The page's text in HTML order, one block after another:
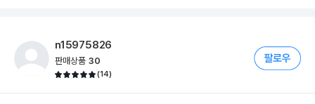
n15975826
판매상품 30
(14)